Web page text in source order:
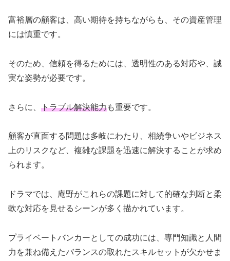
富裕層の顧客は、高い期待を持ちながらも、その資産管理
には慎重です。
そのため、信頼を得るためには、透明性のある対応や、誠
実な姿勢が必要です。
さらに、 トラブル解決能力も重要です。
顧客が直面する問題は多岐にわたり、相続争いやビジネス
上のリスクなど、複雑な課題を迅速に解決することが求め
られます。
ドラマでは、庵野がこれらの課題に対して的確な判断と柔
軟な対応を見せるシーンが多く描かれています。
プライベートバンカーとしての成功には、専門知識と人間
力を兼ね備えたバランスの取れたスキルセットが欠かせま